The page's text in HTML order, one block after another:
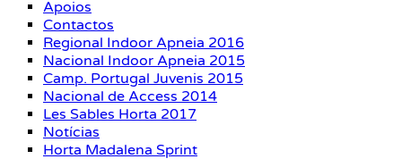
Apoios
Contactos
Regional Indoor Apneia 2016
Nacional Indoor Apneia 2015
Camp. Portugal Juvenis 2015
Nacional de Access 2014
Les Sables Horta 2017
Notícias
Horta Madalena Sprint